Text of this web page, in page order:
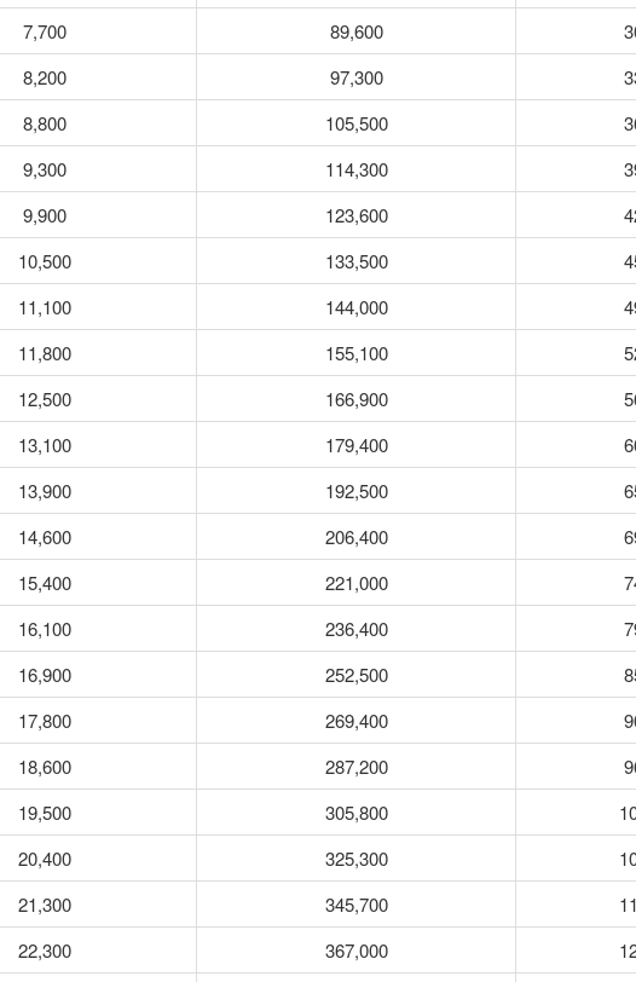
7,700 89,600
8,200 97,300
8,800 105,500
9,300 114,300
9,900 123,600
10,500 133,500
11,100 144,000
11,800 155,100
12,500 166,900
13,100 179,400
13,900 192,500
14,600 206,400
15,400 221,000
16,100 236,400
16,900 252,500
17,800 269,400
18,600 287,200
19,500 305,800
20,400 325,300
21,300 345,700
22,300 367,000